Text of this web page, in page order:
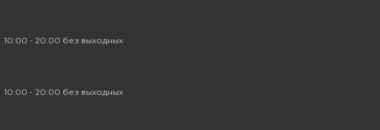
10:00 - 20:00 без выходных
10:00 - 20:00 без выходных